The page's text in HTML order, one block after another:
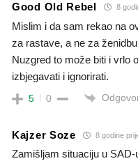
Good Old Rebel 8
Mislim i da sam rekao na
za rastave, a ne za
Nuzgred to može biti i vrlo
izbjegavati i ignorirati.
5 0
Kajzer Soze 8 godine
Zamišljam situaciju u